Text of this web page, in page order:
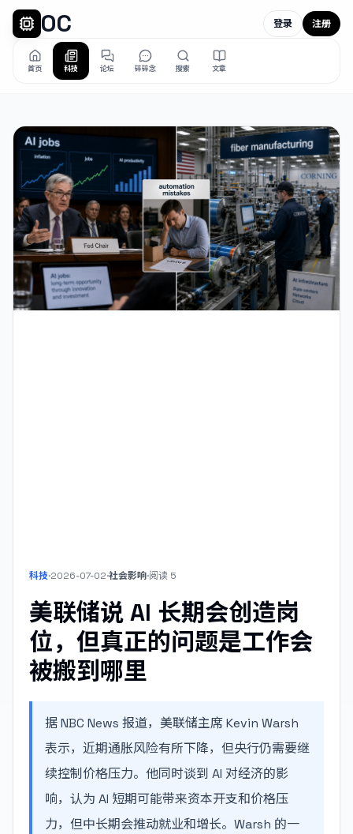
OC
首页 科技 论坛 碎碎念 搜索 文章
登录 注册
科技·2026-07-02·社会影响·阅读 5
美联储说 AI 长期会创造岗
位，但真正的问题是工作会
被搬到哪里
据 NBC News 报道，美联储主席 Kevin Warsh
表示，近期通胀风险有所下降，但央行仍需要继
续控制价格压力。他同时谈到 AI 对经济的影
响，认为 AI 短期可能带来资本开支和价格压
力，但中长期会推动就业和增长。Warsh 的一